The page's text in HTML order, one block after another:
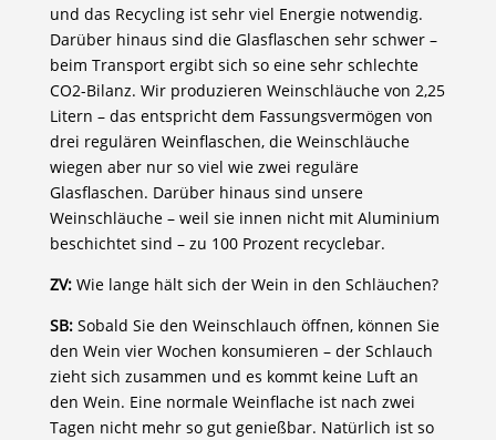
und das Recycling ist sehr viel Energie notwendig.
Darüber hinaus sind die Glasflaschen sehr schwer –
beim Transport ergibt sich so eine sehr schlechte
CO2-Bilanz. Wir produzieren Weinschläuche von 2,25
Litern – das entspricht dem Fassungsvermögen von
drei regulären Weinflaschen, die Weinschläuche
wiegen aber nur so viel wie zwei reguläre
Glasflaschen. Darüber hinaus sind unsere
Weinschläuche – weil sie innen nicht mit Aluminium
beschichtet sind – zu 100 Prozent recyclebar.
ZV: Wie lange hält sich der Wein in den Schläuchen?
SB: Sobald Sie den Weinschlauch öffnen, können Sie
den Wein vier Wochen konsumieren – der Schlauch
zieht sich zusammen und es kommt keine Luft an
den Wein. Eine normale Weinflache ist nach zwei
Tagen nicht mehr so gut genießbar. Natürlich ist so